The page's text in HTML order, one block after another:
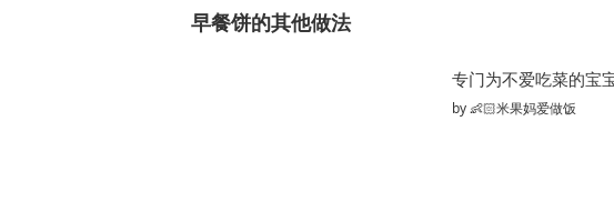
早餐饼的其他做法
by👶🏻米果妈爱做饭